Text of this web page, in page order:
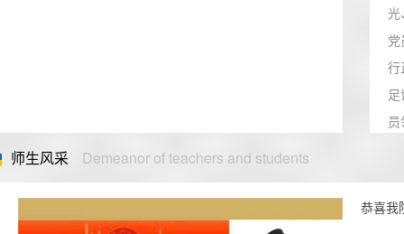
光
师生风采 Demeanor of teachers and students
恭喜我